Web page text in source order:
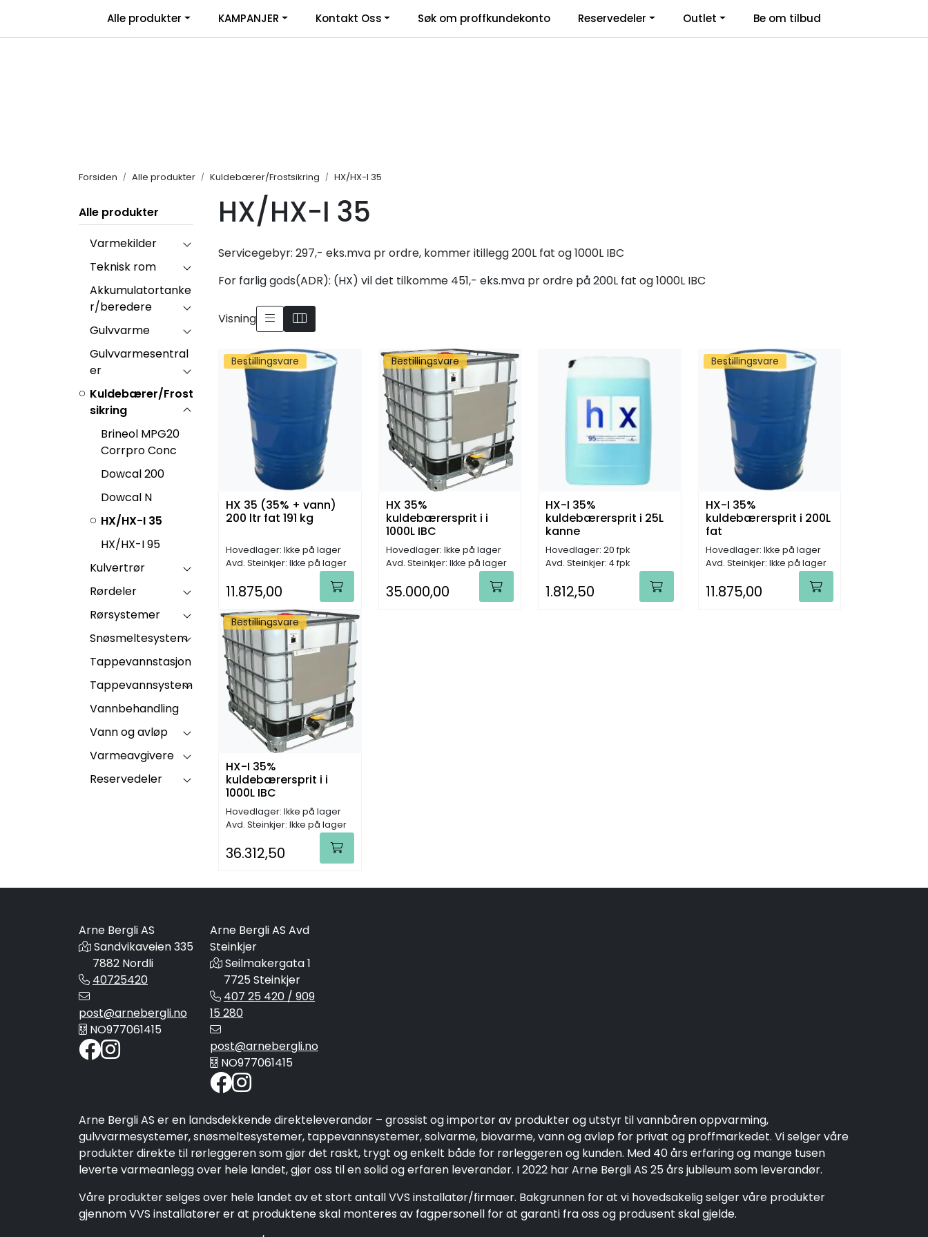
Salgsbetingelser | Retur/transportskade & reklamasjonsskjema Kontakt Oss Logg inn
Alle produkter KAMPANJER Kontakt Oss Søk om proffkundekonto Reservedeler Outlet Be om tilbud
Forsiden Alle produkter Kuldebærer/Frostsikring HX/HX-I 35
Alle produkter
Varmekilder
Teknisk rom
Akkumulatortanke
r/beredere
Gulvvarme
Gulvvarmesentral
er
Kuldebærer/Frost
sikring
Brineol MPG20
Corrpro Conc
Dowcal 200
Dowcal N
HX/HX-I 35
HX/HX-I 95
Kulvertrør
Rørdeler
Rørsystemer
Snøsmeltesystem
Tappevannstasjon
Tappevannsystem
Vannbehandling
Vann og avløp
Varmeavgivere
Reservedeler
HX/HX-I 35
Servicegebyr: 297,- eks.mva pr ordre, kommer itillegg 200L fat og 1000L IBC
For farlig gods(ADR): (HX) vil det tilkomme 451,- eks.mva pr ordre på 200L fat og 1000L IBC
Visning
Bestillingsvare
HX 35 (35% + vann)
200 ltr fat 191 kg
Hovedlager: Ikke på lager
Avd. Steinkjer: Ikke på lager
11.875,00
Bestillingsvare
HX 35%
kuldebærersprit i i
1000L IBC
Hovedlager: Ikke på lager
Avd. Steinkjer: Ikke på lager
35.000,00
HX-I 35%
kuldebærersprit i 25L
kanne
Hovedlager: 20 fpk
Avd. Steinkjer: 4 fpk
1.812,50
Bestillingsvare
HX-I 35%
kuldebærersprit i 200L
fat
Hovedlager: Ikke på lager
Avd. Steinkjer: Ikke på lager
11.875,00
Bestillingsvare
HX-I 35%
kuldebærersprit i i
1000L IBC
Hovedlager: Ikke på lager
Avd. Steinkjer: Ikke på lager
36.312,50
Arne Bergli AS
Sandvikaveien 335
7882 Nordli
40725420
post@arnebergli.no
NO977061415
Arne Bergli AS Avd
Steinkjer
Seilmakergata 1
7725 Steinkjer
407 25 420 / 909
15 280
post@arnebergli.no
NO977061415
Arne Bergli AS er en landsdekkende direkteleverandør – grossist og importør av produkter og utstyr til vannbåren oppvarming,
gulvvarmesystemer, snøsmeltesystemer, tappevannsystemer, solvarme, biovarme, vann og avløp for privat og proffmarkedet. Vi selger våre
produkter direkte til rørleggeren som gjør det raskt, trygt og enkelt både for rørleggeren og kunden. Med 40 års erfaring og mange tusen
leverte varmeanlegg over hele landet, gjør oss til en solid og erfaren leverandør. I 2022 har Arne Bergli AS 25 års jubileum som leverandør.
Våre produkter selges over hele landet av et stort antall VVS installatør/firmaer. Bakgrunnen for at vi hovedsakelig selger våre produkter
gjennom VVS installatører er at produktene skal monteres av fagpersonell for at garanti fra oss og produsent skal gjelde.